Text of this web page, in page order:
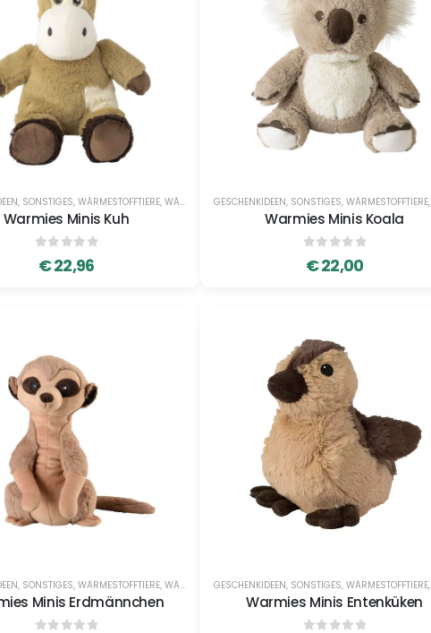
, SONSTIGES, WÄRMESTOFFTIERE, WÄRMESTOFFTIERE
Warmies Minis Kuh
out of 5
€22,96
GESCHENKIDEEN, SONSTIGES, WÄRMESTOFFTIERE,
Warmies Minis Koala
€22,00
, SONSTIGES, WÄRMESTOFFTIERE, WÄRMESTOFFTIERE
Minis Erdmännchen
GESCHENKIDEEN, SONSTIGES, WÄRMESTOFFTIERE,
Warmies Minis Entenküken